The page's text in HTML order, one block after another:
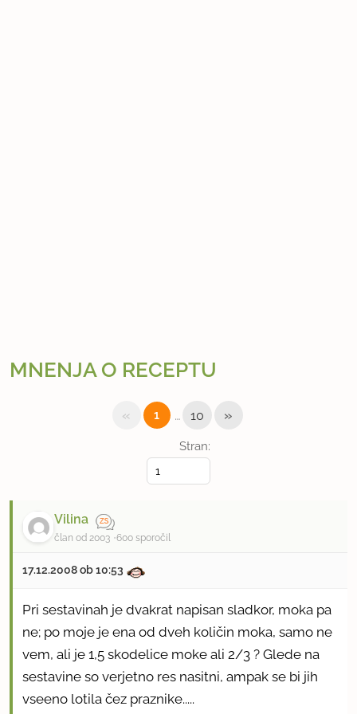
MNENJA O RECEPTU
Stran:
« 1 … 10 »
Vilina
član od 2003 600 sporočil
17.12.2008 ob 10:53
Pri sestavinah je dvakrat napisan sladkor, moka pa
ne; po moje je ena od dveh količin moka, samo ne
vem, ali je 1,5 skodelice moke ali 2/3 ? Glede na
sestavine so verjetno res nasitni, ampak se bi jih
vseeno lotila čez praznike.....